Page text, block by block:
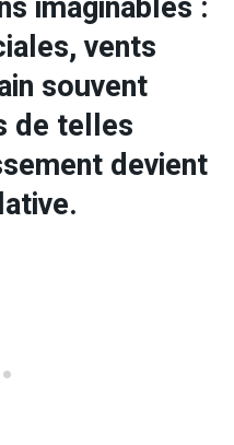
vents
souvent
de telles
devient